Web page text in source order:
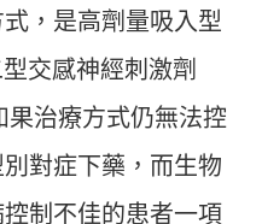
，是高劑量吸入型
交感神經刺激劑
果治療方式仍無法控
對症下藥，而生物
制不佳的患者一項